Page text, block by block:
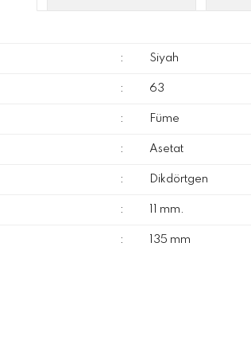
: Siyah
: 63
: Füme
: Asetat
: Dikdörtgen
: 11 mm.
: 135 mm